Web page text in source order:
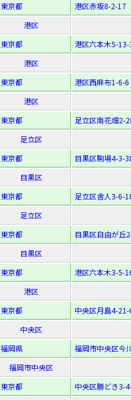
東京都
港区赤坂8-2-17
港区
東京都
港区六本木5-13-
港区
東京都
港区西麻布1-6-6
港区
東京都
足立区南花畑2-
足立区
東京都
目黒区駒場4-3-
目黒区
東京都
足立区舎人3-6-
足立区
東京都
目黒区自由が丘
目黒区
東京都
港区六本木3-5-
港区
東京都
中央区月島4-21-
中央区
福岡県
福岡市中央区今
福岡市中央区
東京都
中央区勝どき3-